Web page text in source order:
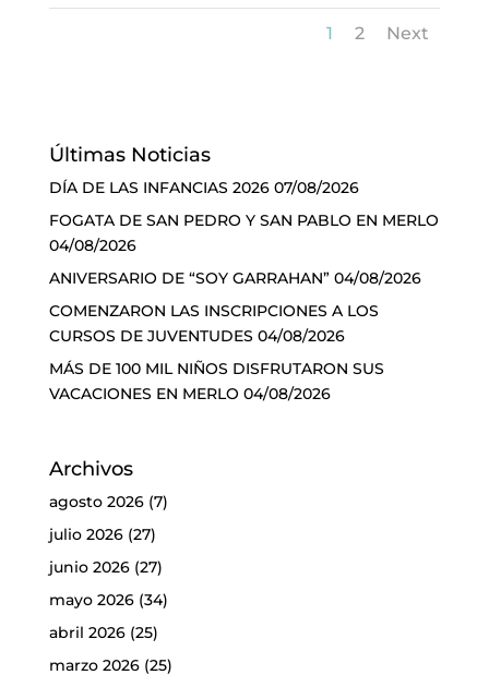
1 2 Next
Últimas Noticias
DÍA DE LAS INFANCIAS 2026 07/08/2026
FOGATA DE SAN PEDRO Y SAN PABLO EN MERLO
04/08/2026
ANIVERSARIO DE “SOY GARRAHAN” 04/08/2026
COMENZARON LAS INSCRIPCIONES A LOS
CURSOS DE JUVENTUDES 04/08/2026
MÁS DE 100 MIL NIÑOS DISFRUTARON SUS
VACACIONES EN MERLO 04/08/2026
Archivos
agosto 2026(7)
julio 2026(27)
junio 2026(27)
mayo 2026(34)
abril 2026(25)
marzo 2026(25)